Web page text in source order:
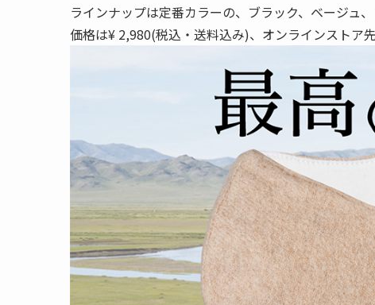
ラインナップは定番カラーの、ブラック、ベージュ
価格は¥ 2,980(税込・送料込み)、オンラインストア先